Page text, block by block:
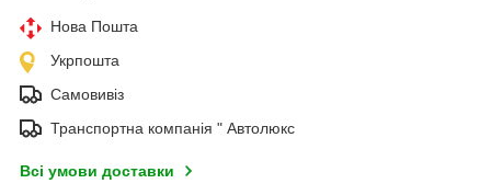
Нова Пошта
Укрпошта
Самовивіз
Транспортна компанія " Автолюкс
Всі умови доставки